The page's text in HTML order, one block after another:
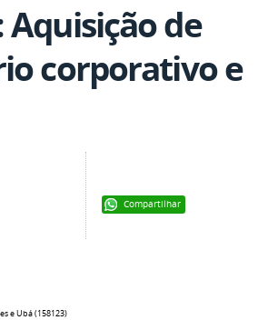
Aquisição de
corporativo e
Compartilhar
e Ubá (158123)